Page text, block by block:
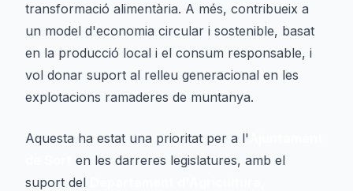
transformació alimentària. A més, contribueix a
un model d'economia circular i sostenible, basat
en la producció local i el consum responsable, i
vol donar suport al relleu generacional en les
explotacions ramaderes de muntanya.
Aquesta ha estat una prioritat per a l'
en les darreres legislatures, amb el
suport del